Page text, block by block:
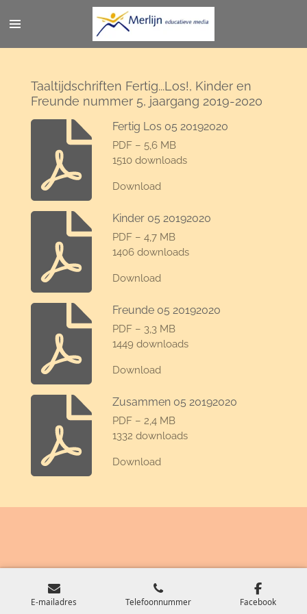
direct
Taaltijdschriften Fertig...Los!, Kinder en
Freunde nummer 5, jaargang 2019-2020
Fertig Los 05 20192020
PDF – 5,6 MB
1510 downloads
Download
Kinder 05 20192020
PDF – 4,7 MB
1406 downloads
Download
Freunde 05 20192020
PDF – 3,3 MB
1449 downloads
Download
Zusammen 05 20192020
PDF – 2,4 MB
1332 downloads
Download
E-mailadres Telefoonnummer Facebook